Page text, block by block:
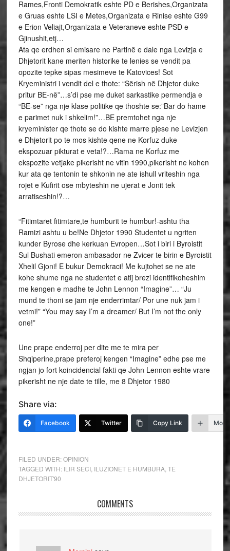
Rames,Fronti Demokratik eshte PD e Berishes,Organizata
e Gruas eshte LSI e Metes,Organizata e Rinise eshte G99
e Erion Veliajt,Organizata e Veteraneve eshte PSD e
Gjinushit,etj…
Ata qe erdhen si emisare ne Partinë e dale nga Levizja e
Dhjetorit kane meriten historike te lenies se vendit pa
opozite tepke sipas mesimeve te Katovices! Sot
Kryeministri i vendit del e thote: “Sërish në Dhjetor duke
pritur BE-në”…s’di pse me duket sarkastike permendja e
“BE-se” nga nje klase politike qe thoshte se:”Bar do hame
e parimet nuk i shkelim!”…BE premtohet nga nje
kryeminister qe thote se do kishte marre pjese ne Levizjen
e Dhjetorit po te mos kishte qene ne Korfuz duke
ekspozuar pikturat e veta!?…Rama ne Korfuz me
ekspozite vetjake pikerisht ne vitin 1990,pikerisht ne kohen
kur ata qe tentonin te shkonin ne ate ishull vriteshin nga
rojet e Kufirit ose mbyteshin ne ujerat e Jonit tek
arratiseshin!?…
“Fitimtaret fitimtare,te humburit te humbur!-ashtu tha
Ramizi ashtu u be!Ne Dhjetor 1990 Studentet u ngriten
kunder Byrose dhe kerkuan Evropen…Sot i biri i Byroistit
Sul Bushati emeron ambasador ne Zvicer te birin e Byroistit
Xhelil Gjoni! E bukur Demokraci! Me kujtohet se ne ate
kohe shume nga ne studentet e atij brezi identifikoheshim
me kengen e madhe te John Lennon “Imagine”… “Ju
mund te thoni se jam nje enderrimtar/ Por une nuk jam i
vetmi!” “You may say I’m a dreamer/ But I’m not the only
one!”
Une prape enderroj per dite me te mira per
Shqiperine,prape preferoj kengen “Imagine” edhe pse me
ngjan jo fort koincidencial fakti qe John Lennon eshte vrare
pikerisht ne nje date te tille, me 8 Dhjetor 1980
Share via:
Facebook Twitter Copy Link More
FILED UNDER:OPINION
TAGGED WITH: ILIR SECI, ILUZIONET E HUMBURA, TE
DHJETORIT'90
COMMENTS